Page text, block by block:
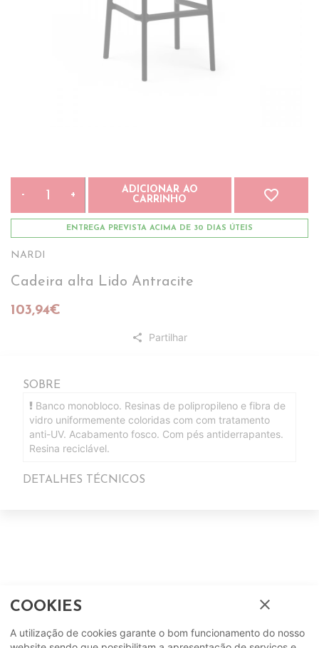
- +
ADICIONAR AO
CARRINHO
favorite_border
ENTREGA PREVISTA ACIMA DE 30 DIAS ÚTEIS
NARDI
Cadeira alta Lido Antracite
103,94€
share Partilhar
SOBRE
Banco monobloco. Resinas de polipropileno e fibra de
vidro uniformemente coloridas com com tratamento
anti-UV. Acabamento fosco. Com pés antiderrapantes.
Resina reciclável.
DETALHES TÉCNICOS
Complete o seu ambiente
COMPLEMENTOS
COOKIES close
A utilização de cookies garante o bom funcionamento do nosso